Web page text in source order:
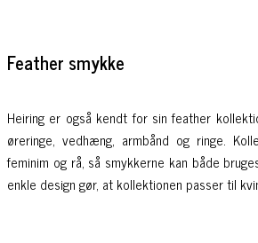
Feather smykke
Heiring er også kendt for sin feather
øreringe, vedhæng, armbånd og ringe.
feminim og rå, så smykkerne kan både
enkle design gør, at kollektionen passer til